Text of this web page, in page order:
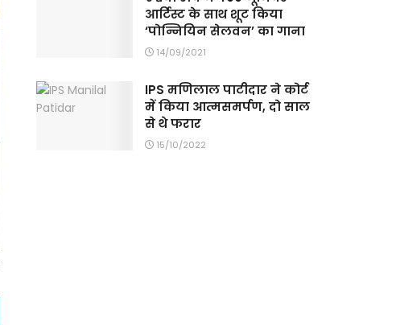
आर्टिस्ट के साथ शूट किया
‘पोन्नियिन सेलवन’ का गाना
14/09/2021
IPS मणिलाल पाटीदार ने कोर्ट
में किया आत्मसमर्पण, दो साल
से थे फरार
15/10/2022